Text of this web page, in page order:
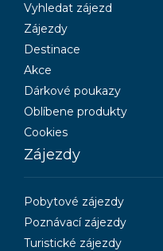
Vyhledat zájezd
Zájezdy
Destinace
Akce
Dárkové poukazy
Oblíbene produkty
Cookies
Zájezdy
Pobytové zájezdy
Poznávací zájezdy
Turistické zájezdy